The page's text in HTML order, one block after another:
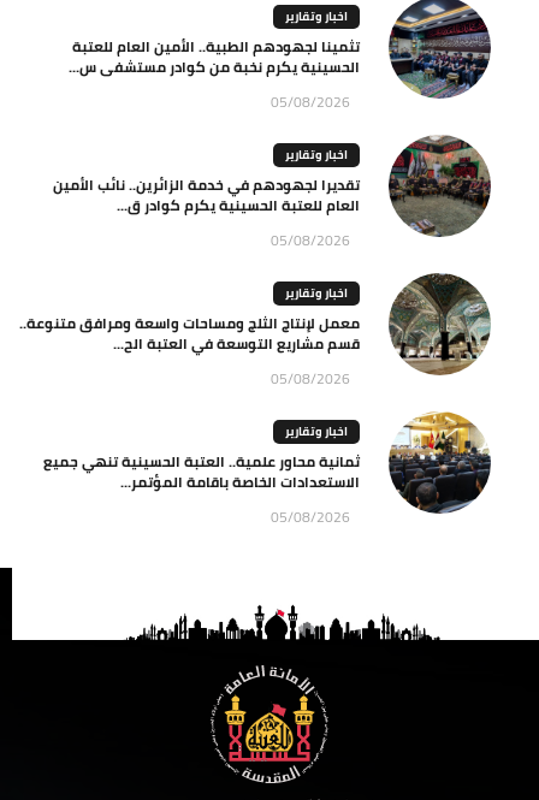
اخبار وتقارير
تثمينا لجهودهم الطبية.. الأمين العام للعتبة
الحسينية يكرم نخبة من كوادر مستشفى س...
05/08/2026
اخبار وتقارير
تقديرا لجهودهم في خدمة الزائرين.. نائب الأمين
العام للعتبة الحسينية يكرم كوادر ق...
05/08/2026
اخبار وتقارير
معمل لإنتاج الثلج ومساحات واسعة ومرافق متنوعة..
قسم مشاريع التوسعة في العتبة الح...
05/08/2026
اخبار وتقارير
ثمانية محاور علمية.. العتبة الحسينية تنهي جميع
الاستعدادات الخاصة باقامة المؤتمر...
05/08/2026